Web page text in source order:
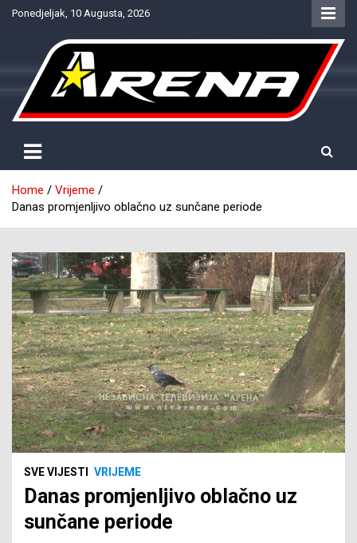
SkipPonedjeljak, 10 Augusta, 2026
NTV Arena
Home
Vrijeme
Danas promjenljivo oblačno uz sunčane periode
SVE VIJESTI VRIJEME
Danas promjenljivo oblačno uz
sunčane periode